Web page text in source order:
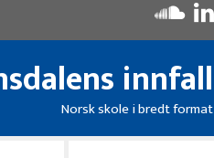
innfall
Norsk skole i bredt format